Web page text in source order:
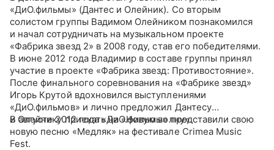
«ДиО.фильмы» (Дантес и Олейник). Со вторым
солистом группы Вадимом Олейником познакомился
и начал сотрудничать на музыкальном проекте
«Фабрика звезд 2» в 2008 году, став его победителями.
В июне 2012 года Владимир в составе группы принял
участие в проекте «Фабрика звезд: Противостояние».
После финального соревнования на «Фабрике звезд»
Игорь Крутой вдохновился выступлениями
«ДиО.фильмов» и лично предложил Дантесу
и Олейнику приехать на «Новую волну».
В августе 2012 года «ДиО.фильмы» представили свою
новую песню «Медляк» на фестивале Crimea Music
Fest.